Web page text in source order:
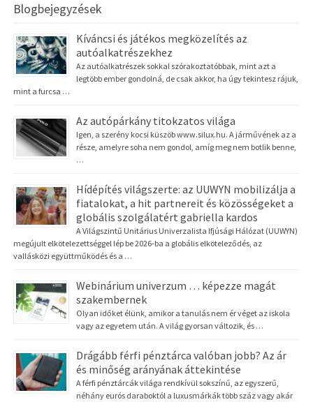
Blogbejegyzések
Kíváncsi és játékos megközelítés az
autóalkatrészekhez
Az autóalkatrészek sokkal szórakoztatóbbak, mint azt a
legtöbb ember gondolná, de csak akkor, ha úgy tekintesz rájuk,
mint a furcsa …
Az autópárkány titokzatos világa
Igen, a szerény kocsi küszöb www.silux.hu. A járművének az a
része, amelyre soha nem gondol, amíg meg nem botlik benne,
…
Hídépítés világszerte: az UUWYN mobilizálja a
fiatalokat, a hit partnereit és közösségeket a
globális szolgálatért gabriella kardos
A Világszintű Unitárius Univerzalista Ifjúsági Hálózat (UUWYN)
megújult elkötelezettséggel lép be 2026-ba a globális elköteleződés, az
vallásközi együttműködés és a …
Webinárium univerzum … képezze magát
szakembernek
Olyan időket élünk, amikor a tanulás nem ér véget az iskola
vagy az egyetem után. A világ gyorsan változik, és …
Drágább férfi pénztárca valóban jobb? Az ár
és minőség arányának áttekintése
A férfi pénztárcák világa rendkívül sokszínű, az egyszerű,
néhány eurós daraboktól a luxusmárkák több száz vagy akár